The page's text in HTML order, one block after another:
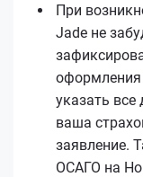
При
Jade не
указать
ваша
заявление.
ОСАГО на